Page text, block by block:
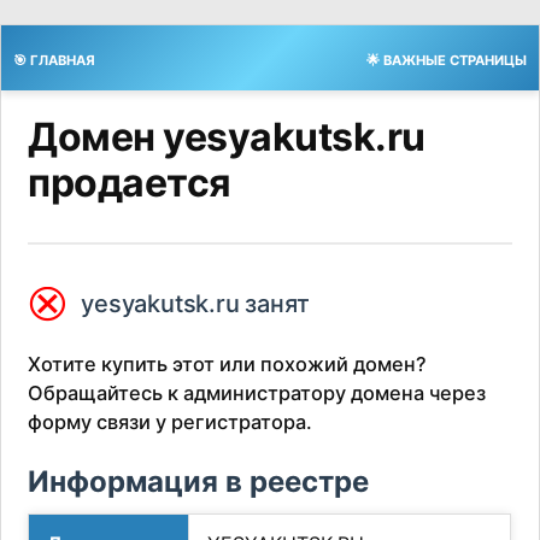
🎯 ГЛАВНАЯ 🌟 ВАЖНЫЕ СТРАНИЦЫ
Домен yesyakutsk.ru
продается
⮿ yesyakutsk.ru занят
Хотите купить этот или похожий домен?
Обращайтесь к администратору домена через
форму связи у регистратора.
Информация в реестре